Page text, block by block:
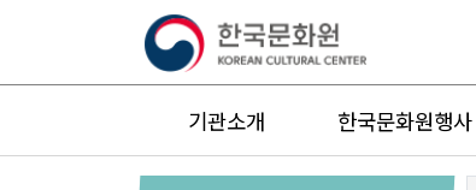
기관소개 한국문화원행사